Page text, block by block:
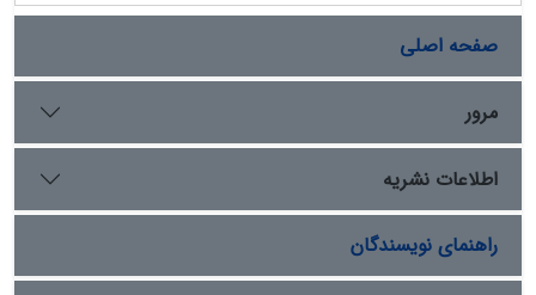
صفحه اصلی
مرور
اطلاعات نشریه
راهنمای نویسندگان